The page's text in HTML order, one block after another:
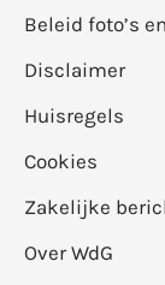
Beleid foto’s
Disclaimer
Huisregels
Cookies
Zakelijke
Over WdG